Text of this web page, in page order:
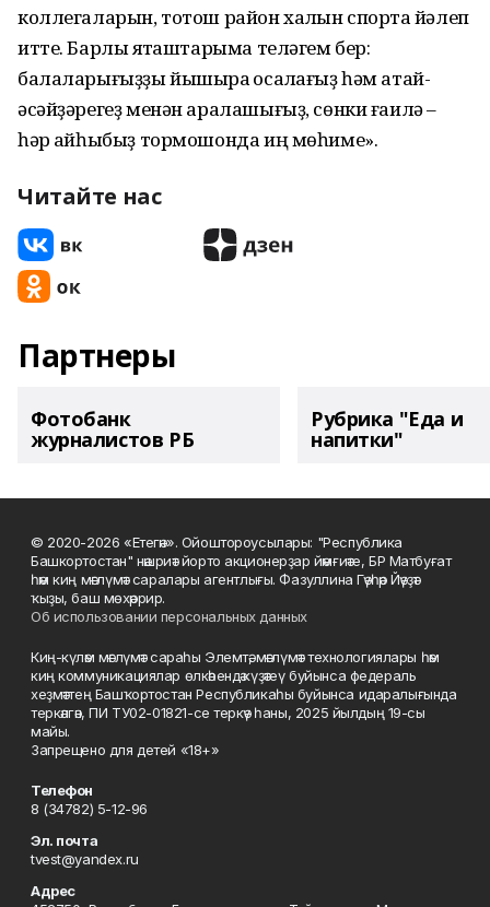
коллегаларын, тотош район халҡын спортҡа йәлеп
итте. Барлыҡ яҡташтарыма теләгем бер:
балаларығыҙҙы йышыраҡ ҡосаҡлағыҙ һәм атай-
әсәйҙәрегеҙ менән аралашығыҙ, сөнки ғаилә –
һәр ҡайһыбыҙ тормошонда иң мөһиме».
Читайте нас
Партнеры
Фотобанк
журналистов РБ
Рубрика "Еда и
напитки"
© 2020-2026 «Етегән». Ойоштороусылары: "Республика
Башкортостан" нәшриәт йорто акционерҙар йәмғиәте, БР Матбуғат
һәм киң мәғлүмәт саралары агентлығы. Фазуллина Гәүһәр Йәүҙәт
ҡыҙы, баш мөхәррир.
Об использовании персональных данных
Киң-күләм мәғлүмәт сараһы Элемтә, мәғлүмәт технологиялары һәм
киң коммуникациялар өлкәһендә күҙәтеү буйынса федераль
хеҙмәттең Башҡортостан Республикаһы буйынса идаралығында
теркәлгән, ПИ ТУ02-01821-се теркәү һаны, 2025 йылдың 19-сы
майы.
Запрещено для детей «18+»
Телефон
8 (34782) 5-12-96
Эл. почта
tvest@yandex.ru
Адрес